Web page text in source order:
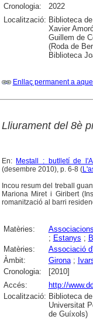
Cronologia:
2022
Localització: Biblioteca
Xavier
Guillem de
(Roda de
Biblioteca
Enllaç permanent a
Lliurament del 8è
En: Mestall : butlletí de
(desembre 2010), p. 6-8 (
Incou resum del treball
Mariona Miret i Giribert
romanització al barri
Matèries:
; Estanys ;
Matèries:
Associació
Àmbit:
Girona;
Cronologia:
[2010]
Accés:
http://
Localització: Biblioteca
Universitat
de Guíxols)